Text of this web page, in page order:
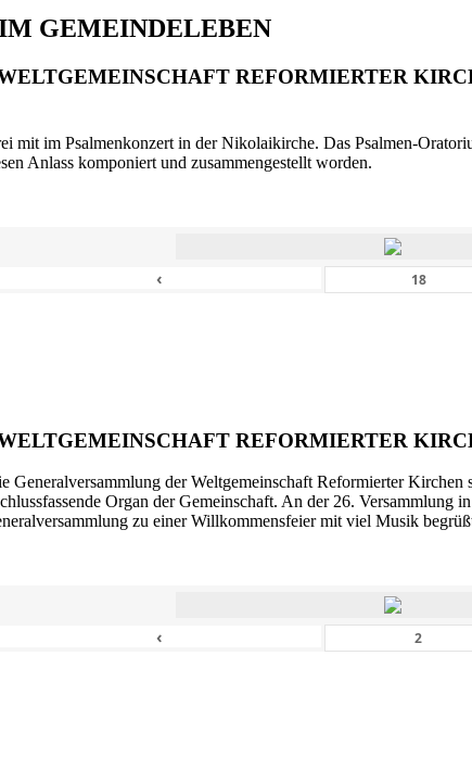
GEMEINDELEBEN
REFORMIERTER
mit im Psalmenkonzert in der Nikolaikirche. Das Psalmen-
Anlass komponiert und zusammengestellt worden.
‹
REFORMIERTER
der Weltgemeinschaft Reformierter
Organ der Gemeinschaft. An der 26.
zu einer Willkommensfeier mit viel Musik
‹